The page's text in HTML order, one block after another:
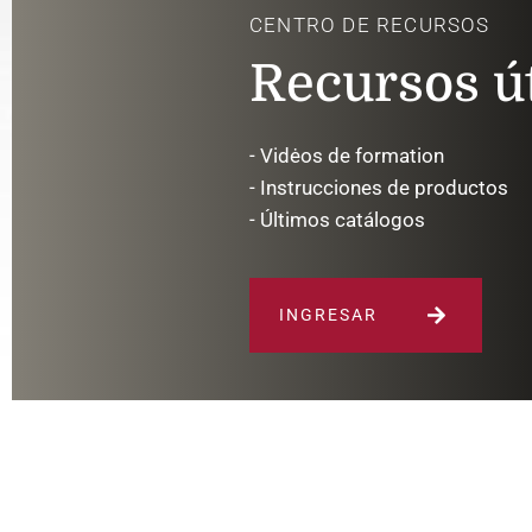
CENTRO DE RECURSOS
Recursos
- Vidėos de formation
- Instrucciones de productos
- Últimos catálogos
INGRESAR